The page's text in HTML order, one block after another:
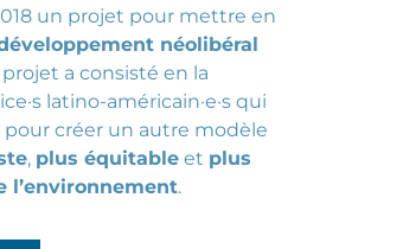
un projet pour mettre en
néolibéral
a consisté en la
latino-américain·e·s qui
pour créer un autre modèle
, plus équitable et plus
l’environnement.